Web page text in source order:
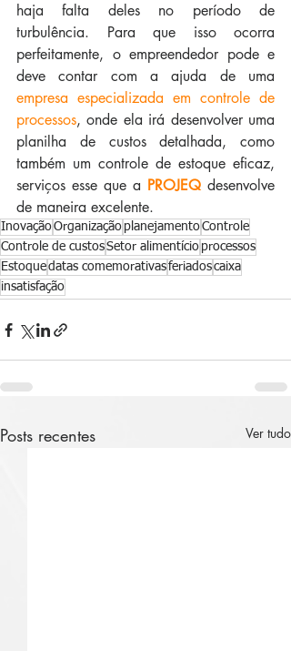
haja falta deles no período de
turbulência. Para que isso ocorra
perfeitamente, o empreendedor pode e
empresa especializada em controle de
processos, onde ela irá desenvolver uma
planilha de custos detalhada, como
também um controle de estoque eficaz,
serviços esse que a PROJEQ desenvolve
de maneira excelente.
InovaçãoOrganização planejamentoControle
Controle de custosSetor alimentício processos
Estoquedatas comemorativasferiadoscaixa
insatisfação
Posts recentes Ver tudo